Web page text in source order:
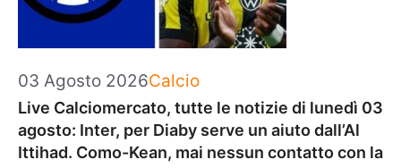
03 Agosto 2026Categorie
Calcio
Live Calciomercato, tutte le notizie di lunedì 03
agosto: Inter, per Diaby serve un aiuto dall’Al
Ittihad. Como-Kean, mai nessun contatto con la